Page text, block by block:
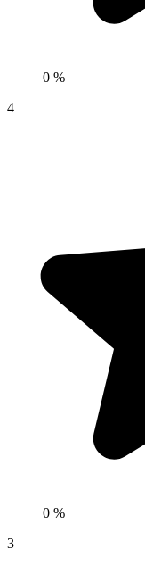
0 %
4
0 %
3